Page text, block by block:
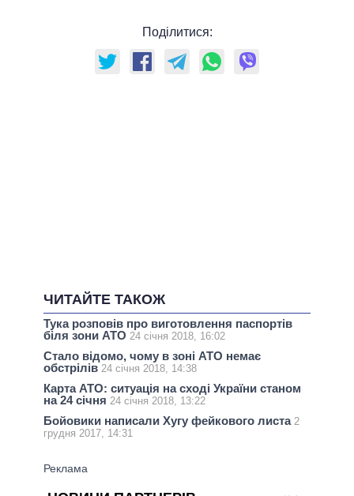
Поділитися:
ЧИТАЙТЕ ТАКОЖ
Тука розповів про виготовлення паспортів
біля зони АТО 24 січня 2018, 16:02
Стало відомо, чому в зоні АТО немає
обстрілів 24 січня 2018, 14:38
Карта АТО: ситуація на сході України станом
на 24 січня 24 січня 2018, 13:22
Бойовики написали Хугу фейкового листа 2
грудня 2017, 14:31